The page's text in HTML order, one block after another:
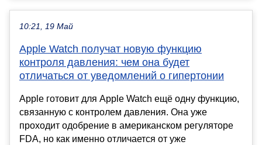
10:21, 19 Май
Apple Watch получат новую функцию
контроля давления: чем она будет
отличаться от уведомлений о гипертонии
Apple готовит для Apple Watch ещё одну функцию,
связанную с контролем давления. Она уже
проходит одобрение в американском регуляторе
FDA, но как именно отличается от уже